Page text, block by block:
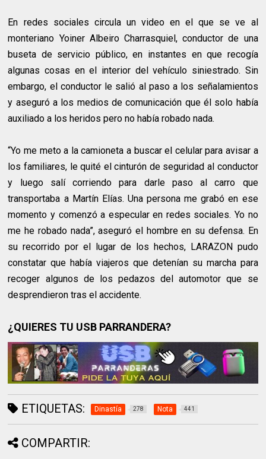
En redes sociales circula un video en el que se ve al
monteriano Yoiner Albeiro Charrasquiel, conductor de una
buseta de servicio público, en instantes en que recogía
algunas cosas en el interior del vehículo siniestrado. Sin
embargo, el conductor le salió al paso a los señalamientos
y aseguró a los medios de comunicación que él solo había
auxiliado a los heridos pero no había robado nada.
“Yo me meto a la camioneta a buscar el celular para avisar a
los familiares, le quité el cinturón de seguridad al conductor
y luego salí corriendo para darle paso al carro que
transportaba a Martín Elías. Una persona me grabó en ese
momento y comenzó a especular en redes sociales. Yo no
me he robado nada”, aseguró el hombre en su defensa. En
su recorrido por el lugar de los hechos, LARAZON pudo
constatar que había viajeros que detenían su marcha para
recoger algunos de los pedazos del automotor que se
desprendieron tras el accidente.
¿QUIERES TU USB PARRANDERA?
ETIQUETAS: Dinastía 278 Nota 441
COMPARTIR: